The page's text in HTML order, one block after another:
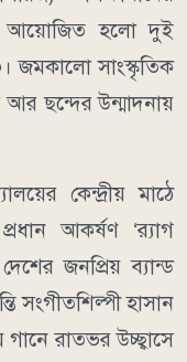
আয়োজিত হলো দুই
জমকালো সাংস্কৃতিক
আর ছন্দের উন্মাদনায়
কেন্দ্রীয় মাঠে
আকর্ষণ ‘র‍্যাগ
জনপ্রিয় ব্যান্ড
সংগীতশিল্পী হাসান
রাতভর উচ্ছ্বাসে